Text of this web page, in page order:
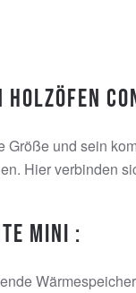
und sein
Hier verbinden
Mini :